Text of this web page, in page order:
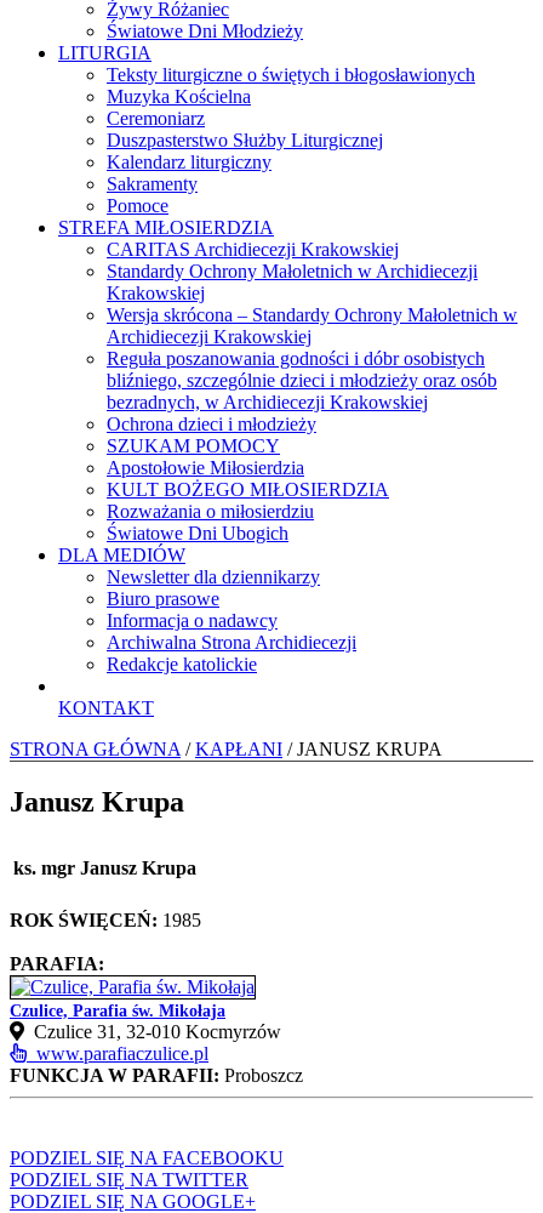
Żywy Różaniec
Światowe Dni Młodzieży
LITURGIA
Teksty liturgiczne o świętych i błogosławionych
Muzyka Kościelna
Ceremoniarz
Duszpasterstwo Służby Liturgicznej
Kalendarz liturgiczny
Sakramenty
Pomoce
STREFA MIŁOSIERDZIA
CARITAS Archidiecezji Krakowskiej
Standardy Ochrony Małoletnich w Archidiecezji
Krakowskiej
Wersja skrócona – Standardy Ochrony Małoletnich w
Archidiecezji Krakowskiej
Reguła poszanowania godności i dóbr osobistych
bliźniego, szczególnie dzieci i młodzieży oraz osób
bezradnych, w Archidiecezji Krakowskiej
Ochrona dzieci i młodzieży
SZUKAM POMOCY
Apostołowie Miłosierdzia
KULT BOŻEGO MIŁOSIERDZIA
Rozważania o miłosierdziu
Światowe Dni Ubogich
DLA MEDIÓW
Newsletter dla dziennikarzy
Biuro prasowe
Informacja o nadawcy
Archiwalna Strona Archidiecezji
Redakcje katolickie
KONTAKT
STRONA GŁÓWNA /KAPŁANI / JANUSZ KRUPA
Janusz Krupa
ks. mgr Janusz Krupa
ROK ŚWIĘCEŃ: 1985
PARAFIA:
Czulice, Parafia św. Mikołaja
Czulice 31, 32‑010 Kocmyrzów
www.parafiaczulice.pl
FUNKCJA W PARAFII: Proboszcz
PODZIEL SIĘ NA FACEBOOKU
PODZIEL SIĘ NA TWITTER
PODZIEL SIĘ NA GOOGLE+